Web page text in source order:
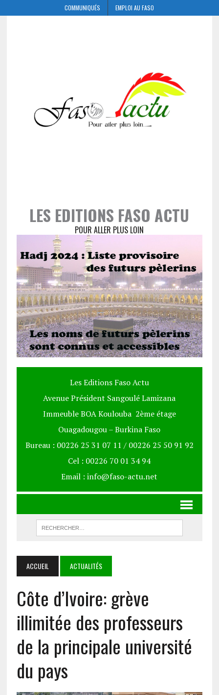
COMMUNIQUÉS EMPLOI AU FASO
LES EDITIONS FASO ACTU
POUR ALLER PLUS LOIN
Les Editions Faso Actu
Avenue Président Sangoulé Lamizana
Immeuble BOA Koulouba 2ème étage
Ouagadougou – Burkina Faso
Bureau : 00226 25 31 07 11 / 00226 25 50 91 92
Cel : 00226 70 01 34 94
Email : info@faso-actu.net
ACCUEIL ACTUALITÉS
Côte d’Ivoire: grève
illimitée des professeurs
de la principale université
du pays